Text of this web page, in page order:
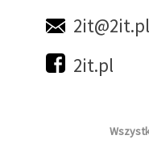
2it@2it.pl
2it.pl